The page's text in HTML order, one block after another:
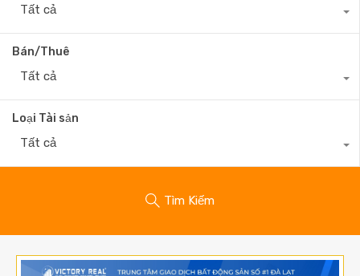
Tất cả
Bán/Thuê
Tất cả
Loại Tài sản
Tất cả
Tìm Kiếm